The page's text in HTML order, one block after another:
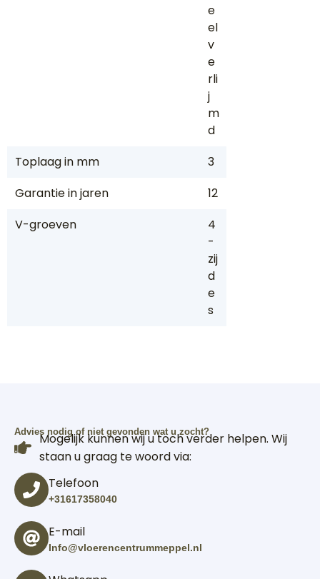
e
el
v
e
rli
j
m
d
Toplaag in mm
3
Garantie in jaren
12
V-groeven
4
-
zij
d
e
s
Advies nodig of niet gevonden wat u zocht?
Mogelijk kunnen wij u toch verder helpen. Wij
staan u graag te woord via:
Telefoon
+31617358040
E-mail
Info@vloerencentrummeppel.nl